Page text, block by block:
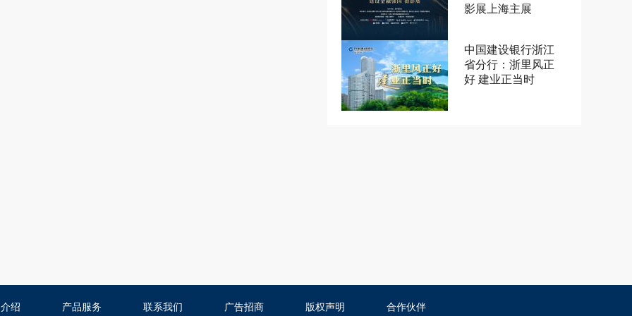
影展上海主展
中国建设银行浙江
省分行：浙里风正
好 建业正当时
绍 产品服务 联系我们 广告招商 版权声明 合作伙伴